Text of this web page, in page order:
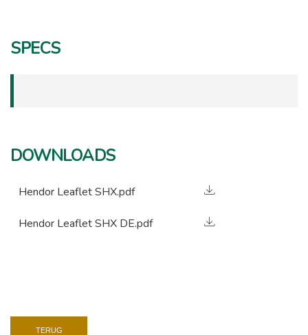
SPECS
DOWNLOADS
Hendor Leaflet SHX.pdf
Hendor Leaflet SHX DE.pdf
TERUG